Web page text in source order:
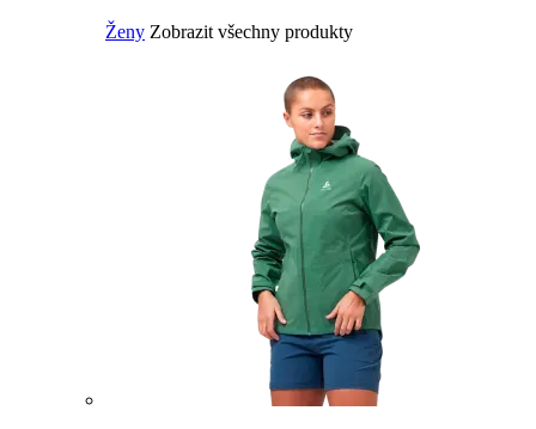
Ženy Zobrazit všechny produkty